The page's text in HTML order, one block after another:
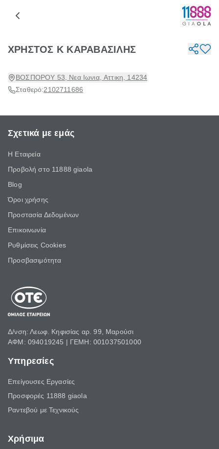
ΧΡΗΣΤΟΣ Κ ΚΑΡΑΒΑΣΙΛΗΣ
ΒΟΣΠΟΡΟΥ 53, Νεα Ιωνια, Αττικη, 14234
Σταθερό:2102711686
Σχετικά με εμάς
Η Εταιρεία
Προβολή στο 11888 giaola
Blog
Όροι χρήσης
Προστασία Δεδομένων
Επικοινωνία
Ρυθμίσεις Cookies
Προσβασιμότητα
Δ/νση: Λεωφ. Κηφισίας αρ. 99, Μαρούσι
ΑΦΜ: 094019245 | ΓΕΜΗ: 001037501000
Υπηρεσίες
Επείγουσες Εργασίες
Προσφορές 11888 giaola
Ραντεβού με Τεχνικούς
Χρήσιμα